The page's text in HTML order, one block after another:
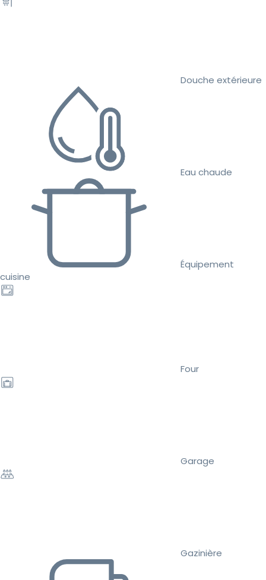
Douche extérieure
Eau chaude
Équipement
cuisine
Four
Garage
Gazinière